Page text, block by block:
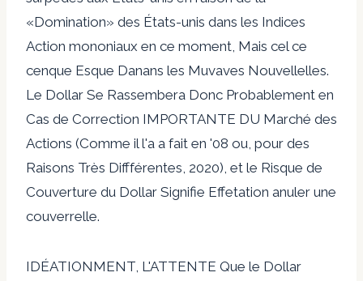
«Domination» des États-unis dans les Indices
Action mononiaux en ce moment, Mais cel ce
cenque Esque Danans les Muvaves Nouvellelles.
Le Dollar Se Rassembera Donc Probablement en
Cas de Correction IMPORTANTE DU Marché des
Actions (Comme il l'a a fait en '08 ou, pour des
Raisons Très Diffférentes, 2020), et le Risque de
Couverture du Dollar Signifie Effetation anuler une
couverrelle.
IDÉATIONMENT, L'ATTENTE Que le Dollar